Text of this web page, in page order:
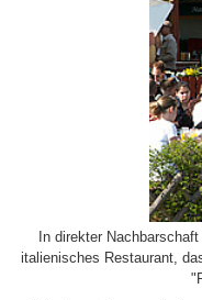
In direkter
italienisches Restaurant,